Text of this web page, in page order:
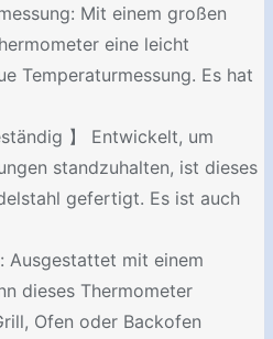
Mit einem großen
eine leicht
Temperaturmessung. Es hat
】 Entwickelt, um
standzuhalten, ist dieses
gefertigt. Es ist auch
Ausgestattet mit einem
dieses Thermometer
Ofen oder Backofen